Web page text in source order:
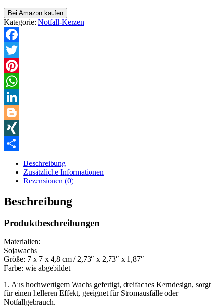
Bei Amazon kaufen
Kategorie: Notfall-Kerzen
Facebook
Twitter
Pinterest
WhatsApp
LinkedIn
Blogger
XING
Beschreibung
Zusätzliche Informationen
Rezensionen (0)
Beschreibung
Produktbeschreibungen
Materialien:
Sojawachs
Größe: 7 x 7 x 4,8 cm / 2,73″ x 2,73″ x 1,87″
Farbe: wie abgebildet
1. Aus hochwertigem Wachs gefertigt, dreifaches Kerndesign, sorgt
für einen helleren Effekt, geeignet für Stromausfälle oder
Notfallgebrauch.